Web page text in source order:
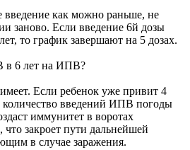
как можно раньше, не
заново. Если введение 6й дозы
то график завершают на 5 дозах.
в 6 лет на ИПВ?
Если ребенок уже привит 4
введений ИПВ погоды
иммунитет в воротах
закроет пути дальнейшей
в случае заражения.